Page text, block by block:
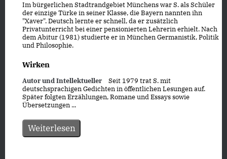
Im bürgerlichen Stadtrandgebiet Münchens war S. als Schüler
der einzige Türke in seiner Klasse, die Bayern nannten ihn
"Xaver". Deutsch lernte er schnell, da er zusätzlich
Privatunterricht bei einer pensionierten Lehrerin erhielt. Nach
dem Abitur (1981) studierte er in München Germanistik, Politik
und Philosophie.
Wirken
Autor und Intellektueller
Seit 1979 trat S. mit
deutschsprachigen Gedichten in öffentlichen Lesungen auf.
Später folgten Erzählungen, Romane und Essays sowie
Übersetzungen ...
Weiterlesen